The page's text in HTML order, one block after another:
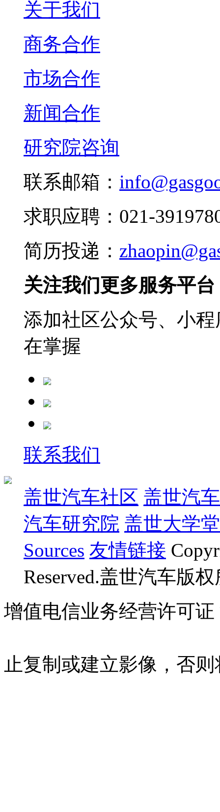
关于我们
商务合作
市场合作
新闻合作
研究院咨询
联系邮箱：
求职应聘：021-
简历投递：
关注我们更多服务平台
添加社区公众号、小
在掌握
联系我们
盖世汽车社区 盖世汽
汽车研究院 盖世大学堂
Sources 友情链接
Reserved.盖世汽车版
增值电信业务经营许可证
止复制或建立影像，否